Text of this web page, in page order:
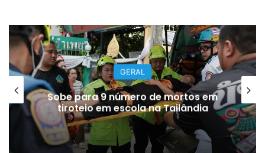
GERAL
Sobe para 9 número de mortos em
tiroteio em escola na Tailândia